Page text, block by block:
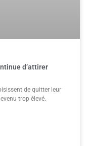
d’attirer
de quitter leur
trop élevé.